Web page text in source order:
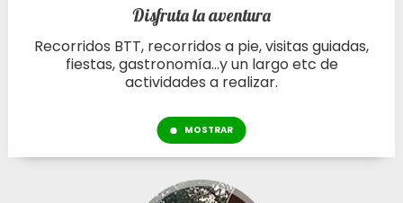
Disfruta la aventura
Recorridos BTT, recorridos a pie, visitas guiadas,
fiestas, gastronomía...y un largo etc de
actividades a realizar.
MOSTRAR